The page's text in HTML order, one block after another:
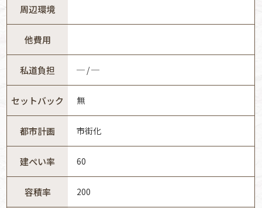
周辺環境
他費用
私道負担 ─ / ─
セットバック 無
都市計画 市街化
建ぺい率 60
容積率 200